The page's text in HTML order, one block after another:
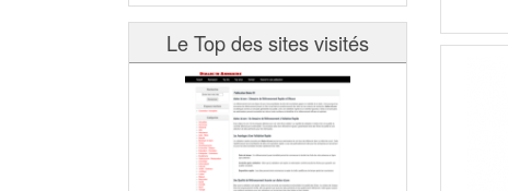
Le Top des sites visités